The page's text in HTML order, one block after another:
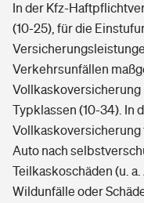
In der Kfz-
(10-25), für die
Verkehrsunfällen
Typklassen (10-34). In
Vollkaskoversicherung
Auto nach
Teilkaskoschäden (u.
Wildunfälle oder